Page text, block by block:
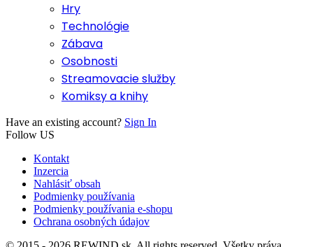
Hry
Technológie
Zábava
Osobnosti
Streamovacie služby
Komiksy a knihy
Have an existing account? Sign In
Follow US
Kontakt
Inzercia
Nahlásiť obsah
Podmienky používania
Podmienky používania e-shopu
Ochrana osobných údajov